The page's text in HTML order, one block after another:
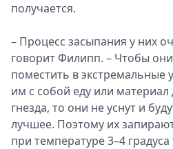
получается.
– Процесс засыпания у них
говорит Филипп. – Чтобы
поместить в экстремальные
им с собой еду или материал
гнезда, то они не уснут и
лучшее. Поэтому их
при температуре 3–4